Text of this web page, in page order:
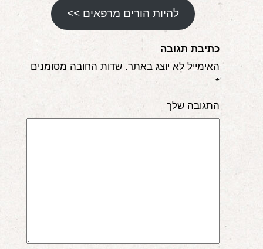
להיות הורים מרפאים >>
כתיבת תגובה
האימייל לא יוצג באתר. שדות החובה מסומנים
*
התגובה שלך